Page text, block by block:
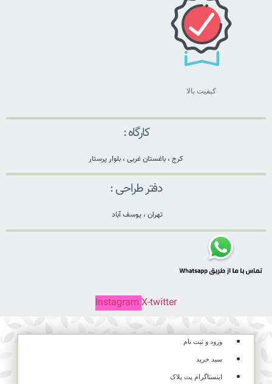
کیفیت بالا
کارگاه :
کرج ، باغستان غربی ، بلوار پرستار
دفتر طراحی :
تهران ، یوسف آباد
Instagram X-twitter
ورود و ثبت نام
سبد خرید
اینستاگرام پت پلاک